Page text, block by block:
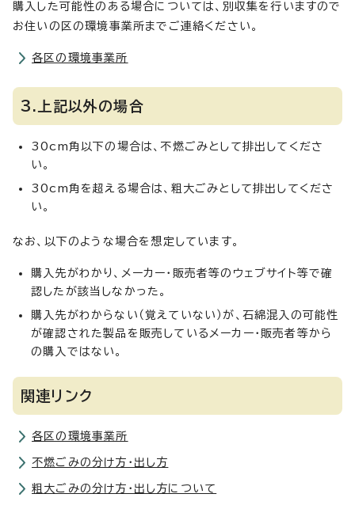
購入した可能性のある場合については、別収集を行いますので
お住いの区の環境事業所までご連絡ください。
各区の環境事業所
3.上記以外の場合
30cm角以下の場合は、不燃ごみとして排出してくださ
い。
30cm角を超える場合は、粗大ごみとして排出してくださ
い。
なお、以下のような場合を想定しています。
購入先がわかり、メーカー・販売者等のウェブサイト等で確
認したが該当しなかった。
購入先がわからない（覚えていない）が、石綿混入の可能性
が確認された製品を販売しているメーカー・販売者等から
の購入ではない。
関連リンク
各区の環境事業所
不燃ごみの分け方・出し方
粗大ごみの分け方・出し方について